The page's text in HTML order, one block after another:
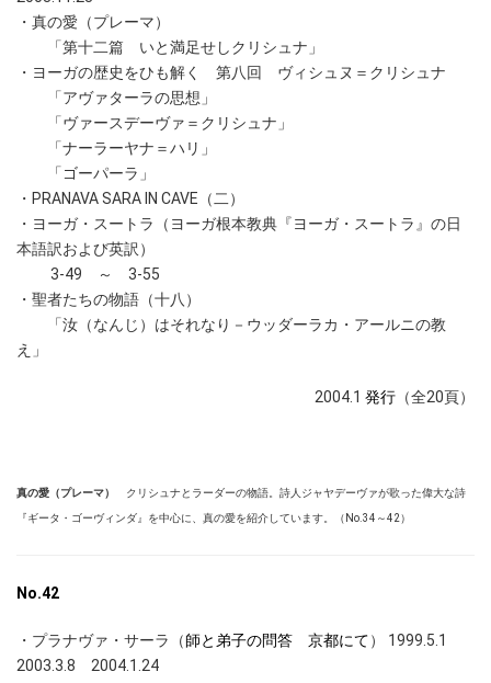
・真の愛（プレーマ）
「第十二篇 いと満足せしクリシュナ」
・ヨーガの歴史をひも解く 第八回 ヴィシュヌ＝クリシュナ
「アヴァターラの思想」
「ヴァースデーヴァ＝クリシュナ」
「ナーラーヤナ＝ハリ」
「ゴーパーラ」
・PRANAVA SARA IN CAVE（二）
・ヨーガ・スートラ（ヨーガ根本教典『ヨーガ・スートラ』の日
本語訳および英訳）
3-49 ～ 3-55
・聖者たちの物語（十八）
「汝（なんじ）はそれなり－ウッダーラカ・アールニの教
え」
2004.1 発行 （全20頁）
真の愛（プレーマ） クリシュナとラーダーの物語。詩人ジャヤデーヴァが歌った偉大な詩
『ギータ・ゴーヴィンダ』を中心に、真の愛を紹介しています。（No.34～42）
No.42
・プラナヴァ・サーラ（師と弟子の問答 京都にて） 1999.5.1
2003.3.8 2004.1.24